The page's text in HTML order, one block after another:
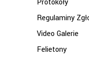
Protokoły
Regulaminy
Video Galerie
Felietony